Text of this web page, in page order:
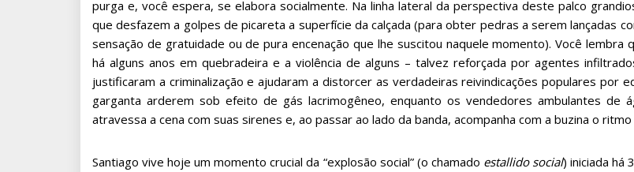
purga e, você espera, se elabora socialmente. Na linha lateral da perspectiva deste palco
que desfazem a golpes de picareta a superfície da calçada (para obter pedras a serem lançadas
sensação de gratuidade ou de pura encenação que lhe suscitou naquele momento). Você
há alguns anos em quebradeira e a violência de alguns – talvez reforçada por agentes
justificaram a criminalização e ajudaram a distorcer as verdadeiras reivindicações populares por
garganta arderem sob efeito de gás lacrimogêneo, enquanto os vendedores ambulantes de
atravessa a cena com suas sirenes e, ao passar ao lado da banda, acompanha com a buzina o ritmo
Santiago vive hoje um momento crucial da “explosão social” (o chamado estallido social) iniciada há